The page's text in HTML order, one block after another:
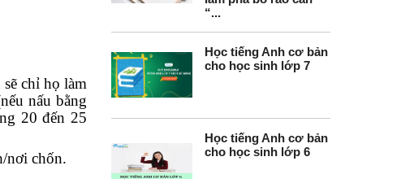
“...
Học tiếng Anh cơ bản
cho học sinh lớp 7
Học tiếng Anh cơ bản
cho học sinh lớp 6
chỉ họ làm
nấu bằng
20 đến 25
nơi chốn.